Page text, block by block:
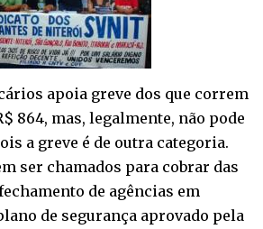
apoia greve dos que correm
864, mas, legalmente, não pode
a greve é de outra categoria.
ser chamados para cobrar das
de agências em
de segurança aprovado pela